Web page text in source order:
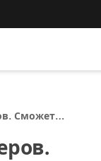
Сможете